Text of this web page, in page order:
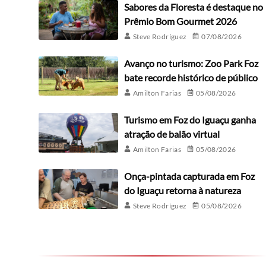
Sabores da Floresta é destaque no
Prêmio Bom Gourmet 2026
Steve Rodríguez 07/08/2026
Avanço no turismo: Zoo Park Foz
bate recorde histórico de público
Amilton Farias 05/08/2026
Turismo em Foz do Iguaçu ganha
atração de balão virtual
Amilton Farias 05/08/2026
Onça-pintada capturada em Foz
do Iguaçu retorna à natureza
Steve Rodríguez 05/08/2026